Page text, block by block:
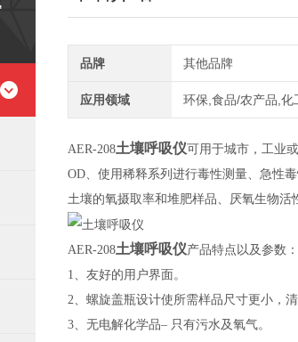
品牌 其他品牌
应用领域 环保,食品/农产品,化
AER-208土壤呼吸仪可用于城市，工业
OD、使用稀释系列进行毒性测量、急性
土壤的氧摄取率和堆肥样品、厌氧生物活
AER-208土壤呼吸仪产品特点以及参数：
1、友好的用户界面。
2、螺旋盖瓶设计使所需样品尺寸更小，清
3、无电解化学品– 只有污水及氧气。